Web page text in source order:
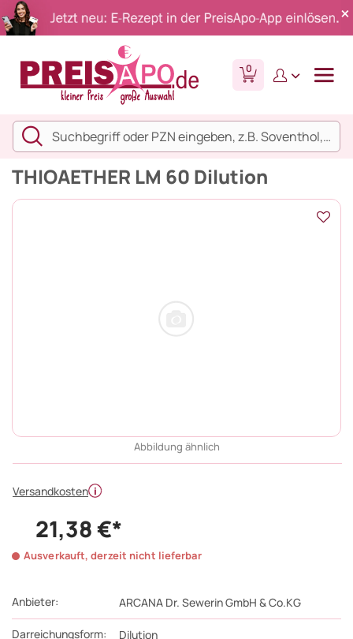
0
THIOAETHER LM 60 Dilution
Abbildung ähnlich
Versandkosten
Anbieter: ARCANA Dr. Sewerin GmbH & Co.KG
Darreichungsform: Dilution
21,38 €*
Ausverkauft, derzeit nicht lieferbar